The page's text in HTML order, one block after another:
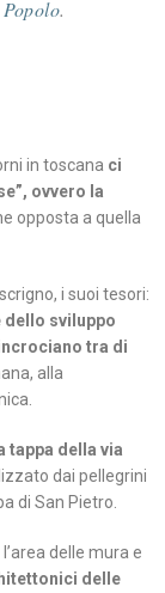
.
in toscana ci
ovvero la
opposta a quella
i suoi tesori:
dello sviluppo
tra di
alla
tappa della via
dai pellegrini
di San Pietro.
delle mura e
delle